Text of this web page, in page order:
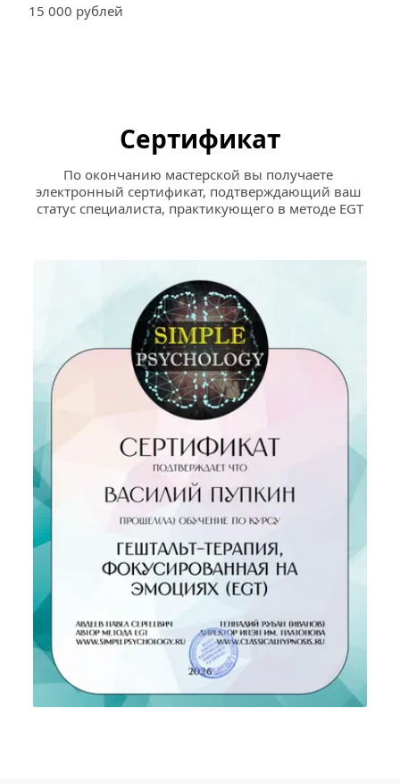
15 000 рублей
Сертификат
По окончанию мастерской вы получаете
электронный сертификат, подтверждающий ваш
статус специалиста, практикующего в методе EGT